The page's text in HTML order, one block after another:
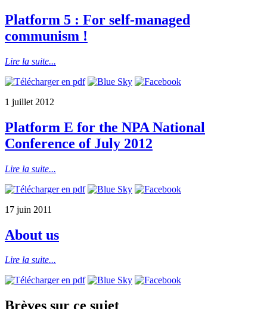
Platform 5 : For self-managed
communism !
Lire la suite...
1 juillet 2012
Platform E for the NPA National
Conference of July 2012
Lire la suite...
17 juin 2011
About us
Lire la suite...
Brèves sur ce sujet